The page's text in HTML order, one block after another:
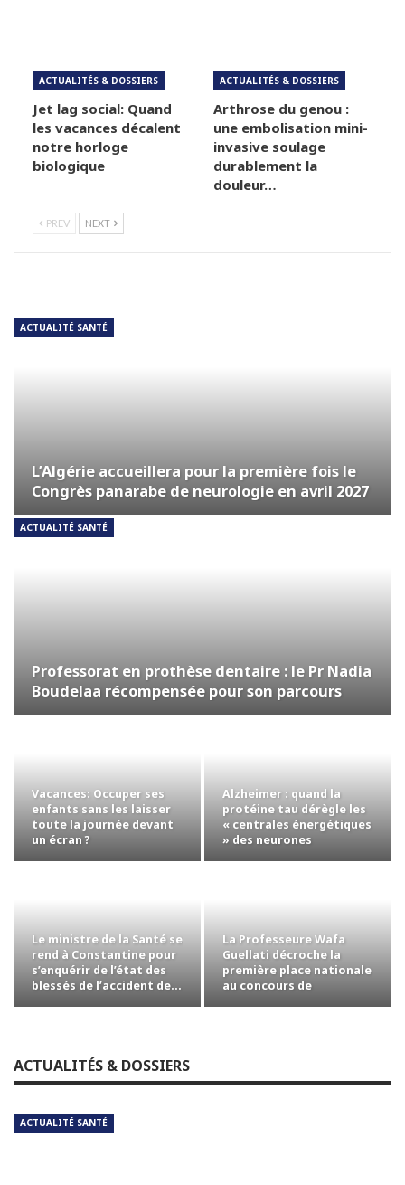
ACTUALITÉS & DOSSIERS
Jet lag social: Quand
les vacances décalent
notre horloge
biologique
ACTUALITÉS & DOSSIERS
Arthrose du genou :
une embolisation mini-
invasive soulage
durablement la
douleur…
PREV NEXT
ACTUALITÉ SANTÉ
L’Algérie accueillera pour la première fois le
Congrès panarabe de neurologie en avril 2027
ACTUALITÉ SANTÉ
Professorat en prothèse dentaire : le Pr Nadia
Boudelaa récompensée pour son parcours
Vacances: Occuper ses
enfants sans les laisser
toute la journée devant
un écran ?
Alzheimer : quand la
protéine tau dérègle les
« centrales énergétiques
» des neurones
Le ministre de la Santé se
rend à Constantine pour
s’enquérir de l’état des
blessés de l’accident de…
La Professeure Wafa
Guellati décroche la
première place nationale
au concours de
ACTUALITÉS & DOSSIERS
ACTUALITÉ SANTÉ